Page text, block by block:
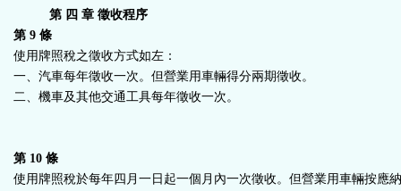
第 四 章 徵收程序
第 9 條
使用牌照稅之徵收方式如左：
一、汽車每年徵收一次。但營業用車輛得分兩期徵收。
二、機車及其他交通工具每年徵收一次。
第 10 條
使用牌照稅於每年四月一日起一個月內一次徵收。但營業用車輛按應